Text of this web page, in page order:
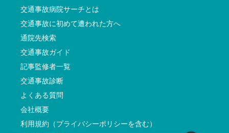
交通事故病院サーチとは
交通事故に初めて遭われた方へ
通院先検索
交通事故ガイド
記事監修者一覧
交通事故診断
よくある質問
会社概要
利用規約（プライバシーポリシーを含む）